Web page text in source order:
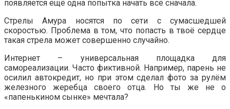
появляется ещё одна попытка начать всё сначала.
Стрелы Амура носятся по сети с сумасшедшей
скоростью. Проблема в том, что попасть в твоё сердце
такая стрела может совершенно случайно.
Интернет – универсальная площадка для
самореализации. Часто фиктивной. Например, парень не
осилил автокредит, но при этом сделал фото за рулём
железного жеребца своего отца. Но ты же не о
«папенькином сынке» мечтала?